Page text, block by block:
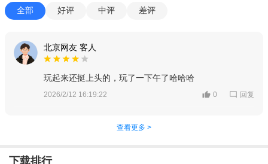
全部 好评 中评 差评
北京网友 客人
玩起来还挺上头的，玩了一下午了哈哈哈
2026/2/12 16:19:22 0 回复
查看更多 >
下载排行